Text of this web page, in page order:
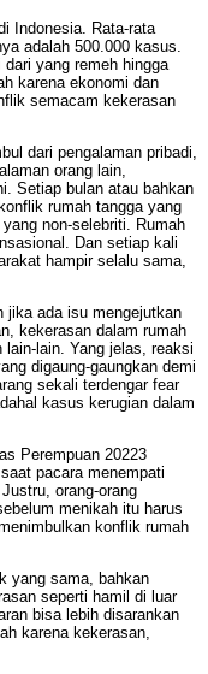
Indonesia. Rata-rata
adalah 500.000 kasus.
yang remeh hingga
karena ekonomi dan
semacam kekerasan
dari pengalaman pribadi,
orang lain,
Setiap bulan atau bahkan
rumah tangga yang
non-selebriti. Rumah
Dan setiap kali
hampir selalu sama,
jika ada isu mengejutkan
kekerasan dalam rumah
lain. Yang jelas, reaksi
digaung-gaungkan demi
sekali terdengar fear
kasus kerugian dalam
Perempuan 20223
pacara menempati
orang-orang
menikah itu harus
konflik rumah
yang sama, bahkan
seperti hamil di luar
bisa lebih disarankan
karena kekerasan,